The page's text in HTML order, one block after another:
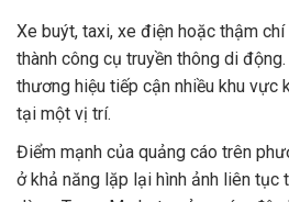
Xe buýt, taxi, xe điện hoặc thậm
thành công cụ truyền thông di
thương hiệu tiếp cận nhiều khu vực
tại một vị trí.
Điểm mạnh của quảng cáo trên
ở khả năng lặp lại hình ảnh liên